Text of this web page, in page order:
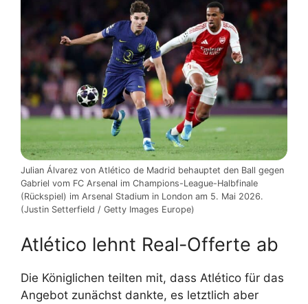
Julian Álvarez von Atlético de Madrid behauptet den Ball gegen
Gabriel vom FC Arsenal im Champions-League-Halbfinale
(Rückspiel) im Arsenal Stadium in London am 5. Mai 2026.
(Justin Setterfield / Getty Images Europe)
Atlético lehnt Real-Offerte ab
Die Königlichen teilten mit, dass Atlético für das
Angebot zunächst dankte, es letztlich aber